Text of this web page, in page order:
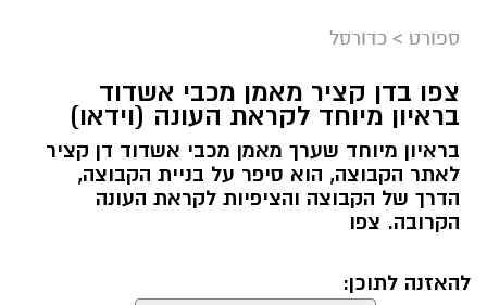
ספורט > כדורסל
צפו בדן קציר מאמן מכבי אשדוד
בראיון מיוחד לקראת העונה (וידאו)
בראיון מיוחד שערך מאמן מכבי אשדוד דן קציר
לאתר הקבוצה, הוא סיפר על בניית הקבוצה,
הדרך של הקבוצה והציפיות לקראת העונה
הקרובה. צפו
להאזנה לתוכן: